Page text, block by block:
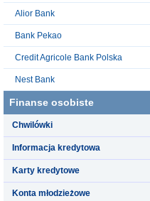
Alior Bank
Bank Pekao
Credit Agricole Bank Polska
Nest Bank
Finanse osobiste
Chwilówki
Informacja kredytowa
Karty kredytowe
Konta młodzieżowe